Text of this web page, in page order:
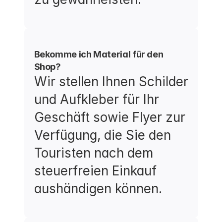
Bekomme ich Material für den
Shop?
Wir stellen Ihnen Schilder
und Aufkleber für Ihr
Geschäft sowie Flyer zur
Verfügung, die Sie den
Touristen nach dem
steuerfreien Einkauf
aushändigen können.